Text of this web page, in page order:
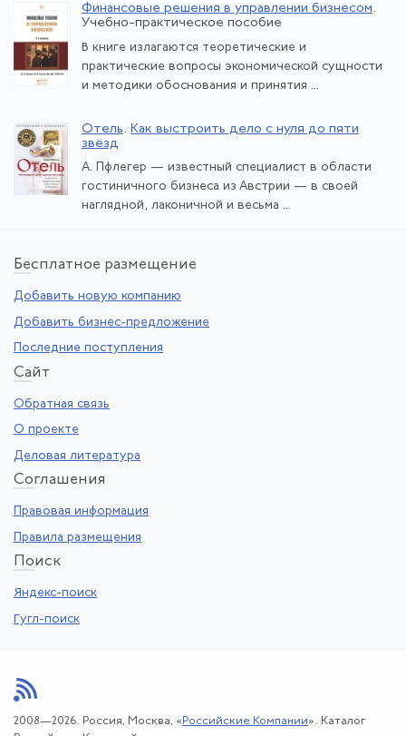
Финансовые решения в управлении бизнесом.
Учебно-практическое пособие
В книге излагаются теоретические и
практические вопросы экономической сущности
и методики обоснования и принятия ...
Отель. Как выстроить дело с нуля до пяти
звёзд
А. Пфлегер — известный специалист в области
гостиничного бизнеса из Австрии — в своей
наглядной, лаконичной и весьма ...
Бесплатное размещение
Добавить новую компанию
Добавить бизнес-предложение
Последние поступления
Сайт
Обратная связь
О проекте
Деловая литература
Соглашения
Правовая информация
Правила размещения
Поиск
Яндекс-поиск
Гугл-поиск
2008—2026. Россия, Москва, « Российские Компании». Каталог